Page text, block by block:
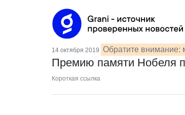
14 октября 2019 Обратите внимание:
Премию памяти Нобеля
Короткая ссылка